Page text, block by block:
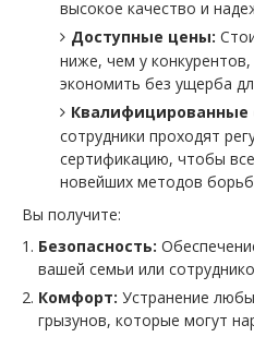
высокое качество и
Доступные цены:
ниже, чем у
экономить без ущерба
Квалифицированные
сотрудники проходят
сертификацию, чтобы
новейших методов
Вы получите:
Безопасность:
вашей семьи или
Комфорт: Устранение
грызунов, которые могут